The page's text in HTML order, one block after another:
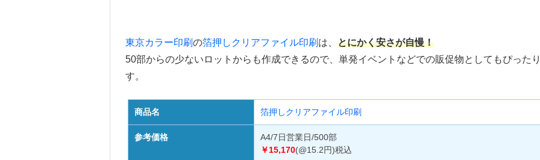
東京カラー印刷の箔押しクリアファイル印刷 は、 とにかく安さが自慢！
50部からの少ないロットからも作成できるので、単発イベントなどでの販促物としてもぴった
す。
商品名 箔押しクリアファイル印刷
参考価格
A4/7日営業日/500部
￥15,170(@15.2円)税込